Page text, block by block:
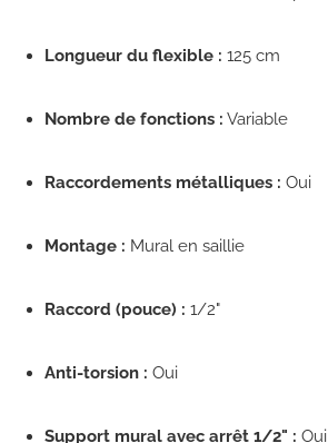
Longueur du flexible : 125 cm
Nombre de fonctions : Variable
Raccordements métalliques : Oui
Montage : Mural en saillie
Raccord (pouce) : 1/2"
Anti-torsion : Oui
Support mural avec arrêt 1/2" : Oui